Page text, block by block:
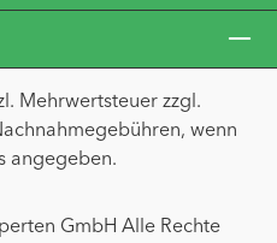
Mehrwertsteuer zzgl.
wenn
angegeben.
GmbH Alle Rechte